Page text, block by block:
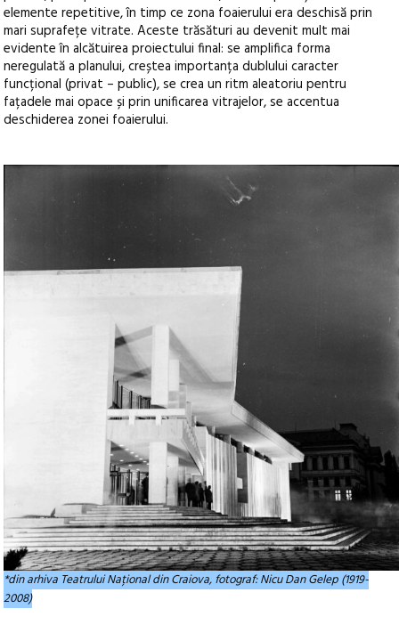
elemente repetitive, în timp ce zona foaierului era deschisă prin
mari suprafețe vitrate. Aceste trăsături au devenit mult mai
evidente în alcătuirea proiectului final: se amplifica forma
neregulată a planului, creștea importanța dublului caracter
funcțional (privat – public), se crea un ritm aleatoriu pentru
fațadele mai opace și prin unificarea vitrajelor, se accentua
deschiderea zonei foaierului.
*din arhiva Teatrului Național din Craiova, fotograf: Nicu Dan Gelep (1919-
2008)